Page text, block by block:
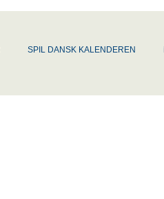
SPIL DANSK KALENDEREN